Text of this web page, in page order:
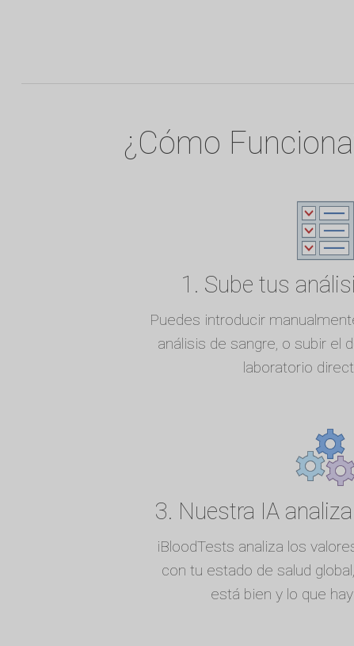
¿Cómo
1. Sube tus
Puedes introducir
análisis de sangre, o subir el
laboratorio
3. Nuestra IA
iBloodTests analiza los
con tu estado de salud
está bien y lo que